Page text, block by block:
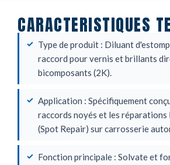
CARACTERISTIQUES
Type de produit : Diluant
raccord pour vernis et brillants
bicomposants (2K).
Application : Spécifiquement
raccords noyés et les réparations
(Spot Repair) sur carrosserie
Fonction principale : Solvate et